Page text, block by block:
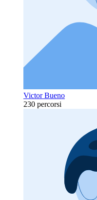
Victor Bueno
230 percorsi